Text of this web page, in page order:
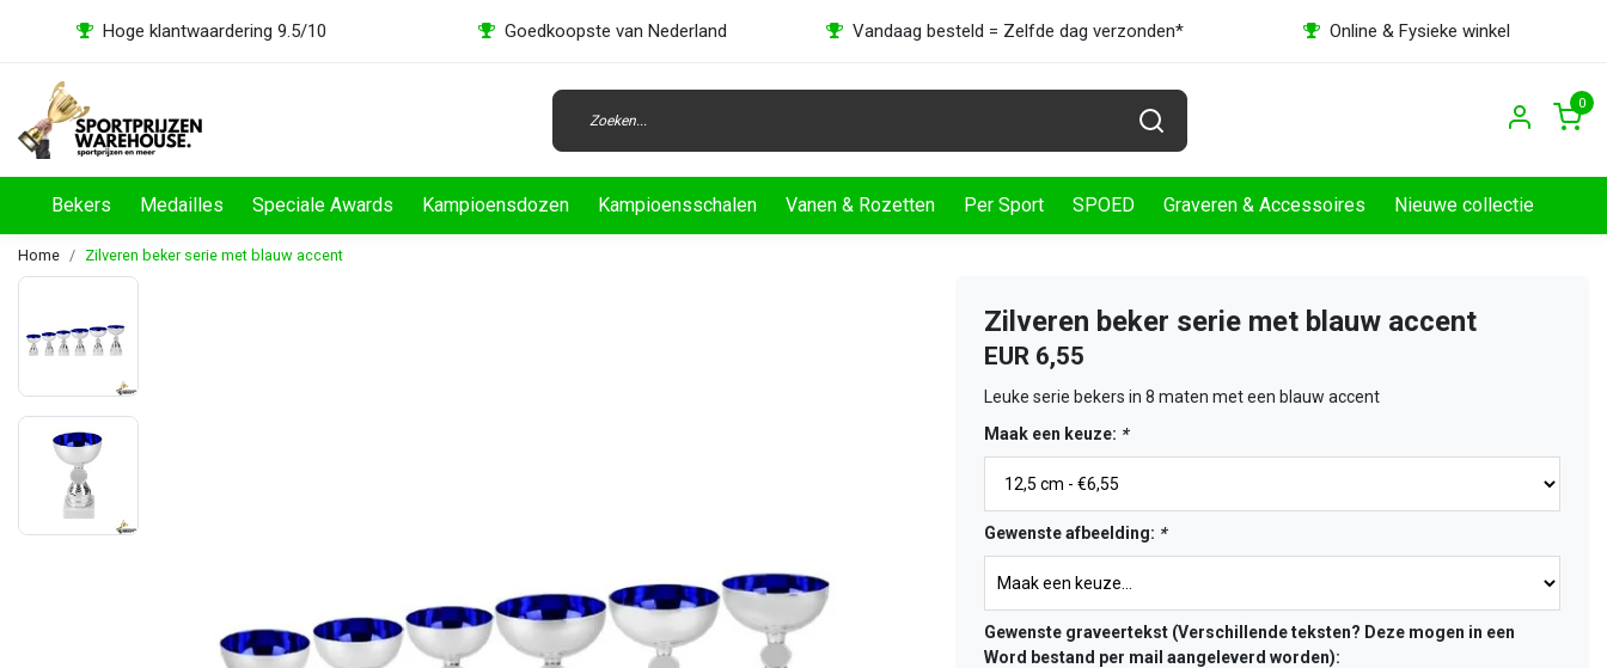
Hoge klantwaardering 9.5/10 Goedkoopste van Nederland Vandaag besteld = Zelfde dag verzonden* Online & Fysieke winkel
0
Bekers Medailles Speciale Awards Kampioensdozen Kampioensschalen Vanen & Rozetten Per Sport SPOED Graveren & Accessoires Nieuwe collectie
Home Zilveren beker serie met blauw accent
Zilveren beker serie met blauw accent
EUR 6,55
Leuke serie bekers in 8 maten met een blauw accent
Maak een keuze: *
Gewenste afbeelding: *
Gewenste graveertekst (Verschillende teksten? Deze mogen in een
Word bestand per mail aangeleverd worden):